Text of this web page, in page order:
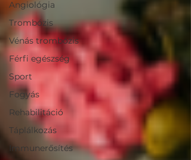
Angiológia
Trombózis
Vénás trombózis
Férfi egészség
Sport
Fogyás
Rehabilitáció
Táplálkozás
Immunerősítés